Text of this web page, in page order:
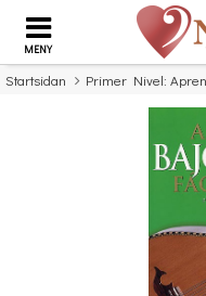
MENY
Startsidan Primer Nivel: